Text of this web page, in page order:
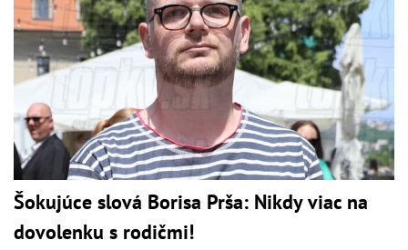
Šokujúce slová Borisa Prša: Nikdy viac na
dovolenku s rodičmi!